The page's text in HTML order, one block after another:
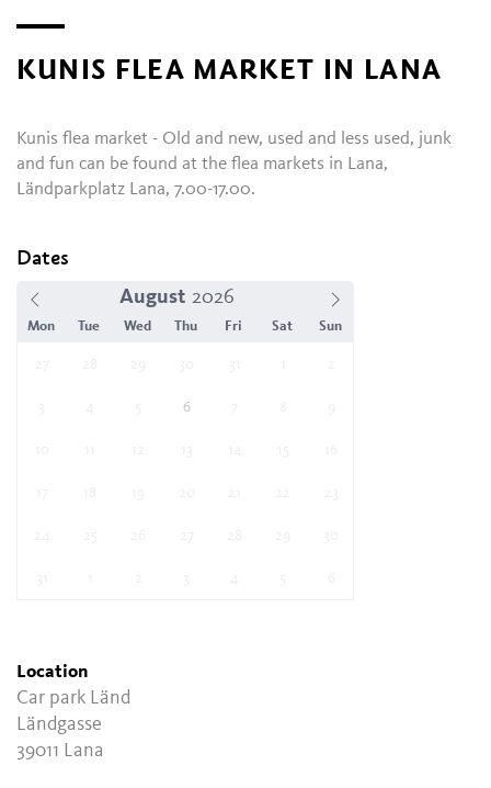
KUNIS FLEA MARKET IN LANA
Kunis flea market - Old and new, used and less used, junk
and fun can be found at the flea markets in Lana,
Ländparkplatz Lana, 7.00-17.00.
Dates
August
Mon Tue Wed Thu Fri Sat Sun
6
Location
Car park Länd
Ländgasse
39011 Lana